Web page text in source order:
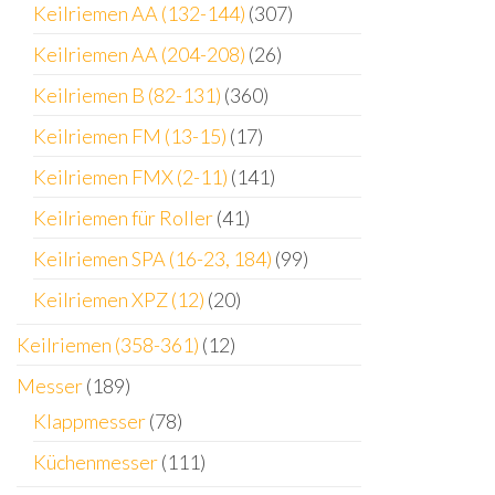
Keilriemen AA (132-144) (307)
Keilriemen AA (204-208) (26)
Keilriemen B (82-131) (360)
Keilriemen FM (13-15) (17)
Keilriemen FMX (2-11) (141)
Keilriemen für Roller(41)
Keilriemen SPA (16-23, 184) (99)
Keilriemen XPZ (12) (20)
Keilriemen (358-361) (12)
Messer(189)
Klappmesser(78)
Küchenmesser(111)